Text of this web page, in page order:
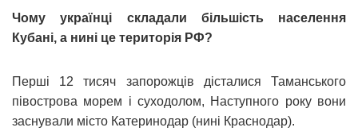
Чому українці складали більшість населення
Кубані, а нині це територія РФ?
Перші 12 тисяч запорожців дісталися Таманського
півострова морем і суходолом, Наступного року вони
заснували місто Катеринодар (нині Краснодар).